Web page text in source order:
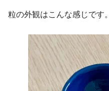
粒の外観はこんな感じです。